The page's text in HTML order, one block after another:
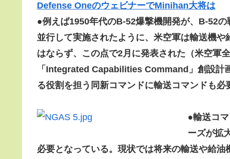
Defense OneのウェビナーでMinihan大将は
●例えば1950年代のB-52爆撃機開発が、B-52
並行して実施されたように、米空軍は輸送機
はならず、この点で2月に発表された（米空軍
「Integrated Capabilities Command」創設計
る役割を担う同新コマンドに輸送コマンドも
●輸送コ
ーズが拡
必要となっている。現状では将来の輸送や給